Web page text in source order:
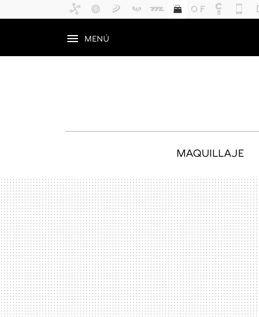
MENÚ
MAQUILLAJE